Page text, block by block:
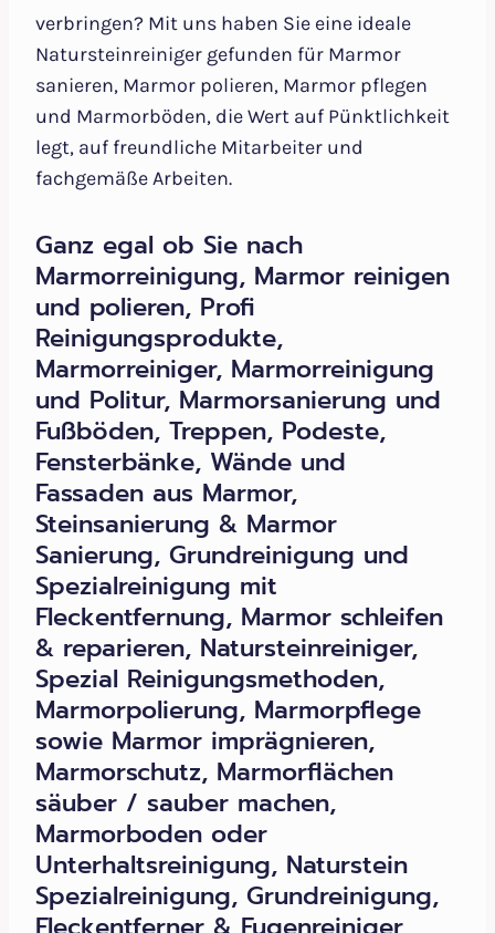
verbringen? Mit uns haben Sie eine ideale
Natursteinreiniger gefunden für Marmor
sanieren, Marmor polieren, Marmor pflegen
und Marmorböden, die Wert auf Pünktlichkeit
legt, auf freundliche Mitarbeiter und
fachgemäße Arbeiten.
Ganz egal ob Sie nach
Marmorreinigung, Marmor reinigen
und polieren, Profi
Reinigungsprodukte,
Marmorreiniger, Marmorreinigung
und Politur, Marmorsanierung und
Fußböden, Treppen, Podeste,
Fensterbänke, Wände und
Fassaden aus Marmor,
Steinsanierung & Marmor
Sanierung, Grundreinigung und
Spezialreinigung mit
Fleckentfernung, Marmor schleifen
& reparieren, Natursteinreiniger,
Spezial Reinigungsmethoden,
Marmorpolierung, Marmorpflege
sowie Marmor imprägnieren,
Marmorschutz, Marmorflächen
säuber / sauber machen,
Marmorboden oder
Unterhaltsreinigung, Naturstein
Spezialreinigung, Grundreinigung,